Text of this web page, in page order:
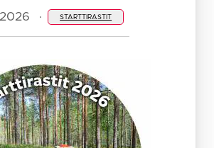
· STARTTIRASTIT